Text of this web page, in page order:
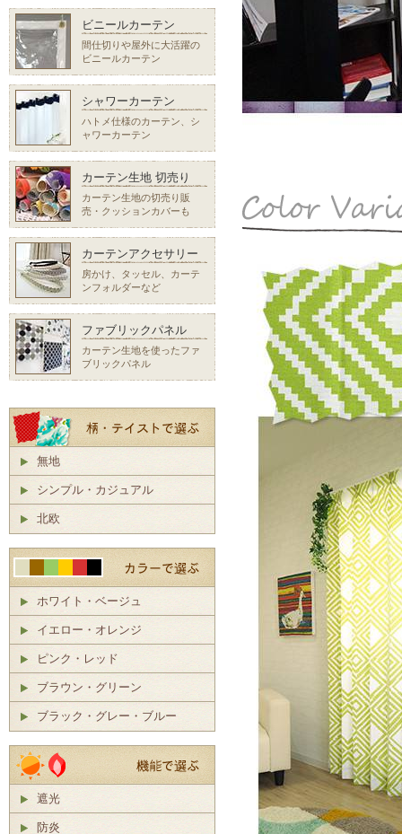
ビニールカーテン
間仕切りや屋外に大活躍の
ビニールカーテン
シャワーカーテン
ハトメ仕様のカーテン、シ
ャワーカーテン
カーテン生地 切売り
カーテン生地の切売り販
売・クッションカバーも
カーテンアクセサリー
房かけ、タッセル、カーテ
ンフォルダーなど
ファブリックパネル
カーテン生地を使ったファ
ブリックパネル
無地
シンプル・カジュアル
北欧
ホワイト・ベージュ
イエロー・オレンジ
ピンク・レッド
ブラウン・グリーン
ブラック・グレー・ブルー
遮光
防炎